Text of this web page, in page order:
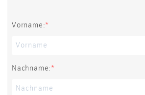
Vorname:
Nachname: